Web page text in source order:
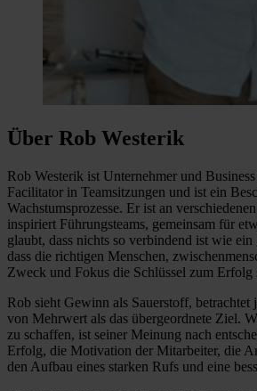
Über Rob Westerik
Rob Westerik ist Unternehmer und
Facilitator in Teamsitzungen und ist ein
Wachstumsprozesse. Er ist an
inspiriert Führungsteams, gemeinsam für
glaubt, dass nichts so verbindend ist wie ein
dass die richtigen Menschen,
Zweck und Fokus die Schlüssel zum Erfolg
Rob sieht Gewinn als Sauerstoff, betrachtet
von Mehrwert als das übergeordnete Ziel.
zu schaffen, ist seiner Meinung nach
Erfolg, die Motivation der Mitarbeiter, die
den Aufbau eines starken Rufs und eine